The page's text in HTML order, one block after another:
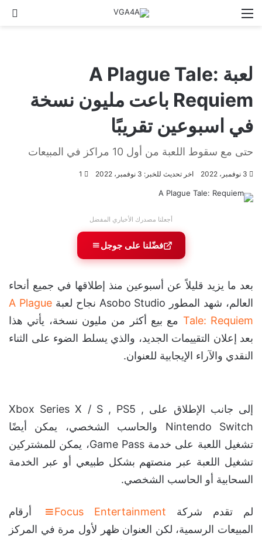
القائمة
لعبة A Plague Tale:
Requiem باعت مليون نسخة
في اسبوعين تقريبًا
حتى مع سقوط اللعبة من أول 10 مراكز في المبيعات
3 نوفمبر، 2022 اخر تحديث للخبر: 3 نوفمبر، 2022 1
أجعلنا مصدرك الأخباري المفضل
فضّلنا على جوجل
بعد ما يزيد قليلاً عن أسبوعين منذ إطلاقها في جميع أنحاء
العالم، شهد المطور Asobo Studio نجاح لعبة
A Plague
Tale: Requiem مع بيع أكثر من مليون نسخة، يأتي هذا
بعد إعلان التقييمات الجديد، والذي يسلط الضوء على الثناء
النقدي والآراء الإيجابية للعنوان.
إلى جانب الإطلاق على Xbox Series X / S , PS5 ,
Nintendo Switch والحاسب الشخصي، يمكن أيضًا
تشغيل اللعبة على خدمة Game Pass، يمكن للمشتركين
تشغيل اللعبة عبر منصتهم بشكل طبيعي أو عبر الخدمة
السحابية أو الحاسب الشخصي.
لم تقدم شركة Focus Entertainment
أرقام
المبيعات الرسمية، لكن العنوان ظهر لأول مرة في المركز